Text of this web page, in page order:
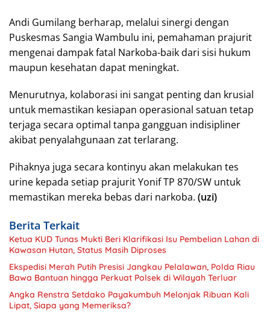
Andi Gumilang berharap, melalui sinergi dengan
Puskesmas Sangia Wambulu ini, pemahaman prajurit
mengenai dampak fatal Narkoba-baik dari sisi hukum
maupun kesehatan dapat meningkat.
Menurutnya, kolaborasi ini sangat penting dan krusial
untuk memastikan kesiapan operasional satuan tetap
terjaga secara optimal tanpa gangguan indisipliner
akibat penyalahgunaan zat terlarang.
Pihaknya juga secara kontinyu akan melakukan tes
urine kepada setiap prajurit Yonif TP 870/SW untuk
memastikan mereka bebas dari narkoba. (uzi)
Berita Terkait
Ketua KUD Tunas Mukti Beri Klarifikasi Isu Pembelian Lahan di
Kawasan Hutan, Status Masih Diproses
Ekspedisi Merah Putih Presisi Jangkau Pelalawan, Polda Riau
Bawa Bantuan hingga Perkuat Polsek di Wilayah Terluar
Angka Renstra Setdako Payakumbuh Melonjak Ribuan Kali
Lipat, Siapa yang Memeriksa?